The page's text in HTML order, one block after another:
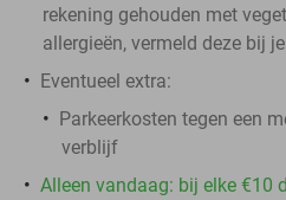
rekening gehouden met
allergieën, vermeld deze bij
Eventueel extra:
Parkeerkosten tegen een
verblijf
Alleen vandaag: bij elke €10